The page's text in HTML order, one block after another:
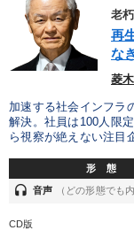
【最新刊】時代を
集２タイトル
目的別
後継者に聞かせたい
リーダーの魅力向上
老
再
な
菱
加速する社会インフラ
解決。社員は100人限
ら視察が絶えない注目
形 態
headset 音声 （どの形態でも
CD版